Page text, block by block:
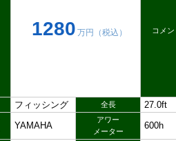
1280 万円（税込） コメン
フィッシング 全長 27.0ft
YAMAHA
アワー
メーター
600h